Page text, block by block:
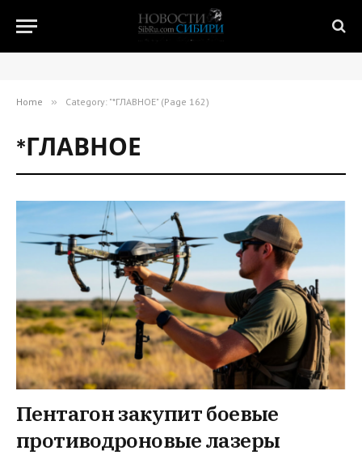
Home » Category: "*ГЛАВНОЕ" (Page 162)
*ГЛАВНОЕ
Пентагон закупит боевые
противодроновые лазеры